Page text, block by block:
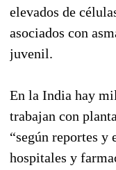
elevados de
asociados con
juvenil.
En la India hay
trabajan con
“según reportes y
hospitales y